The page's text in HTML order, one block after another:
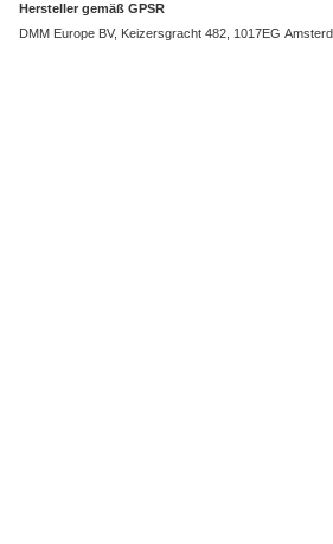
Hersteller gemäß GPSR
DMM Europe BV, Keizersgracht 482, 1017EG